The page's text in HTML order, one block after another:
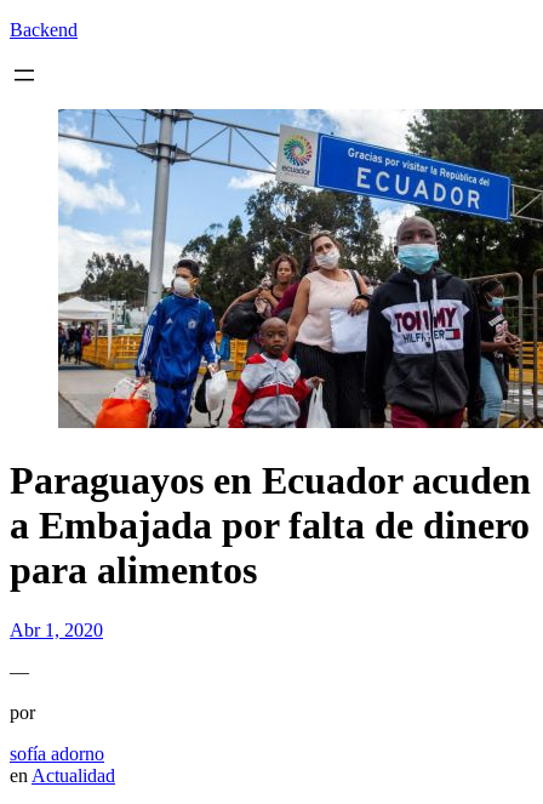
Backend
Paraguayos en Ecuador acuden
a Embajada por falta de dinero
para alimentos
Abr 1, 2020
—
por
sofía adorno
en Actualidad